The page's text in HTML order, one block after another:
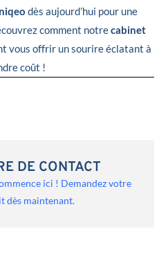
dès aujourd’hui pour une
comment notrecabinet
vous offrir un sourire éclatant à
coût !
DE CONTACT
ici ! Demandez votre
dès maintenant.